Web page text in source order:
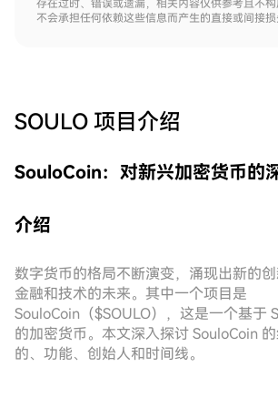
存在过时、错误或遗漏，相关内容仅供参考且不
不会承担任何依赖这些信息而产生的直接或间接损
SOULO 项目介绍
SouloCoin：对新兴加密货币的
介绍
数字货币的格局不断演变，涌现出新的
金融和技术的未来。其中一个项目是
SouloCoin（$SOULO），这是一个基于
的加密货币。本文深入探讨 SouloCoin
的、功能、创始人和时间线。